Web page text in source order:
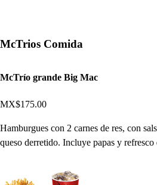
McTrios Comida
McTrío grande Big Mac
MX$175.00
Hamburgues con 2 carnes de res, con
queso derretido. Incluye papas y refresco